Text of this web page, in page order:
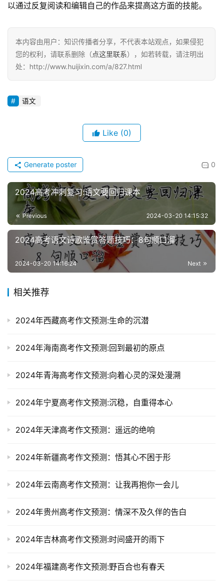
以通过反复阅读和编辑自己的作品来提高这方面的技能。
本内容由用户：知识传播者分享，不代表本站观点，如果侵犯
您的权利，请联系删除（点这里联系），如若转载，请注明出
处：http://www.huijixin.com/a/827.html
语文
Like (0)
0
Generate poster
2024高考冲刺复习:语文要回归课本
Previous 2024-03-20 14:15:32
2024高考语文诗歌鉴赏答题技巧：8句顺口溜
Next
2024-03-20 14:16:24
相关推荐
2024年西藏高考作文预测:生命的沉潜
2024年海南高考作文预测:回到最初的原点
2024年青海高考作文预测:向着心灵的深处漫溯
2024年宁夏高考作文预测:沉稳，自重得本心
2024年天津高考作文预测：遥远的绝响
2024年新疆高考作文预测：悟其心不困于形
2024年云南高考作文预测：让我再抱你一会儿
2024年贵州高考作文预测：情深不及久伴的告白
2024年吉林高考作文预测:时间盛开的雨下
2024年福建高考作文预测:野百合也有春天